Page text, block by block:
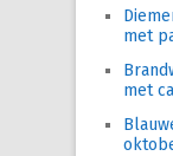
met
met